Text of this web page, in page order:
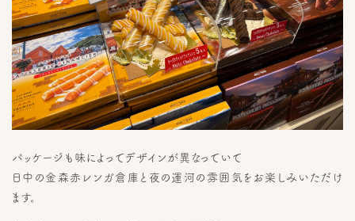
パッケージも味によってデザインが異なっていて
日中の金森赤レンガ倉庫と夜の運河の雰囲気をお楽しみいただけ
ます。